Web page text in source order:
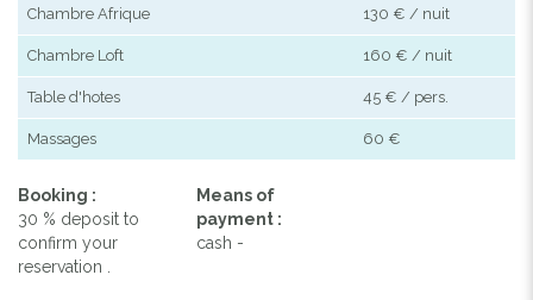
Chambre Afrique 130 € / nuit
Chambre Loft 160 € / nuit
Table d'hotes 45 € / pers.
Massages 60 €
Booking :
30 % deposit to
confirm your
reservation .
Means of
payment :
cash -